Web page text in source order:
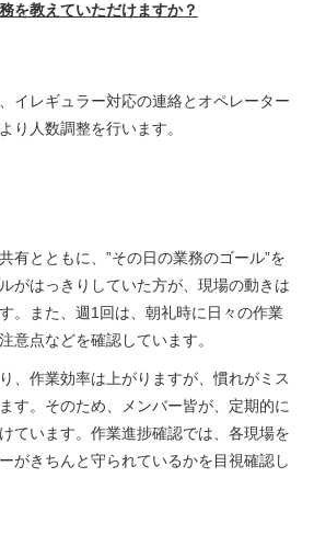
を教えていただけますか？
イレギュラー対応の連絡とオペレーター
り人数調整を行います。
有とともに、”その日の業務のゴール”を
がはっきりしていた方が、現場の動きは
。また、週1回は、朝礼時に日々の作業
意点などを確認しています。
、作業効率は上がりますが、慣れがミス
す。そのため、メンバー皆が、定期的に
ています。作業進捗確認では、各現場を
がきちんと守られているかを目視確認し